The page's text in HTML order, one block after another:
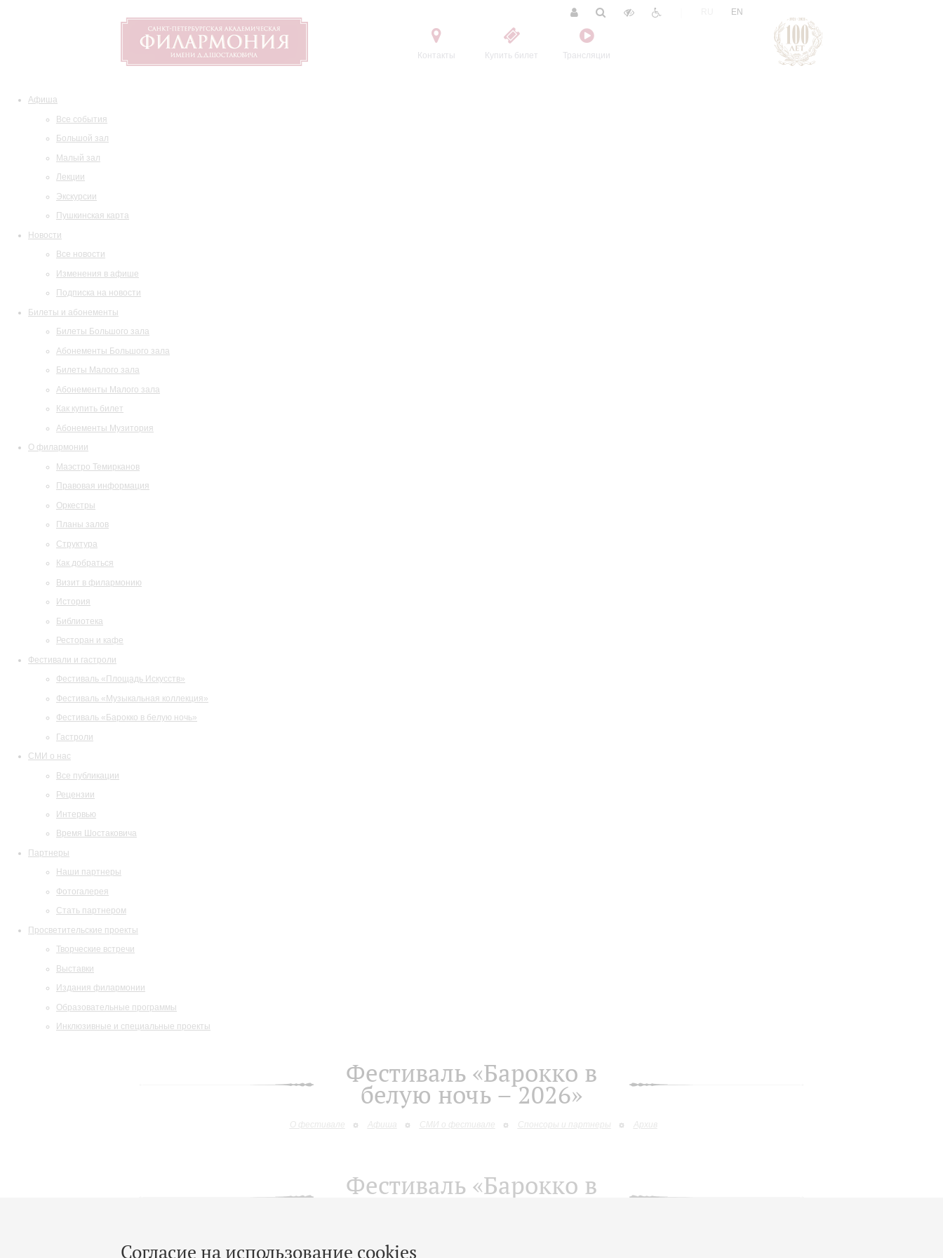
Контакты Купить билет Трансляции
EN
Афиша
Все события
Большой зал
Малый зал
Лекции
Экскурсии
Пушкинская карта
Новости
Все новости
Изменения в афише
Подписка на новости
Билеты и абонементы
Билеты Большого зала
Абонементы Большого зала
Билеты Малого зала
Абонементы Малого зала
Как купить билет
Абонементы Музитория
О филармонии
Маэстро Темирканов
Правовая информация
Оркестры
Планы залов
Структура
Как добраться
Визит в филармонию
История
Библиотека
Ресторан и кафе
Фестивали и гастроли
Фестиваль «Площадь Искусств»
Фестиваль «Музыкальная коллекция»
Фестиваль «Барокко в белую ночь»
Гастроли
СМИ о нас
Все публикации
Рецензии
Интервью
Время Шостаковича
Партнеры
Наши партнеры
Фотогалерея
Стать партнером
Просветительские проекты
Творческие встречи
Выставки
Издания филармонии
Образовательные программы
Инклюзивные и специальные проекты
Фестиваль «Барокко в
белую ночь – 2026»
О фестивале Афиша СМИ о фестивале Спонсоры и партнеры Архив
Согласие на использование cookies
Фестиваль «Барокко в
белую ночь»